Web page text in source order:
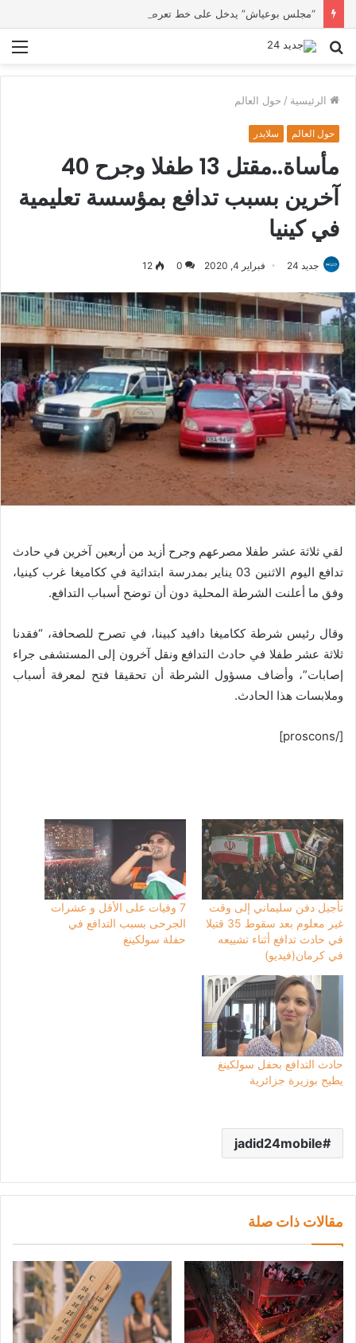
بحث
الرئيسية / حول العالم
حول العالم سلايدر
مأساة..مقتل 13 طفلا وجرح 40
آخرين بسبب تدافع بمؤسسة تعليمية
في كينيا
جديد 24 فبراير 4, 2020 0
12
لقي ثلاثة عشر طفلا مصرعهم وجرح أزيد من أربعين آخرين في حادث
تدافع اليوم الاثنين 03 يناير بمدرسة ابتدائية في ككاميغا غرب كينيا،
وفق ما أعلنت الشرطة المحلية دون أن توضح أسباب التدافع.
وقال رئيس شرطة ككاميغا دافيد كبينا، في تصرح للصحافة، “فقدنا
ثلاثة عشر طفلا في حادث التدافع ونقل آخرون إلى المستشفى جراء
إصابات”، وأضاف مسؤول الشرطة أن تحقيقا فتح لمعرفة أسباب
وملابسات هذا الحادث.
[/proscons]
تأجيل دفن سليماني إلى وقت
غير معلوم بعد سقوط 35 قتيلا
في حادث تدافع أثناء تشييعه
في كرمان(فيديو)
7 وفيات على الأقل و عشرات
الجرحى بسبب التدافع في
حفلة سولكينغ
حادث التدافع بحفل سولكينغ
يطيح بوزيرة جزائرية
jadid24mobile
مقالات ذات صلة